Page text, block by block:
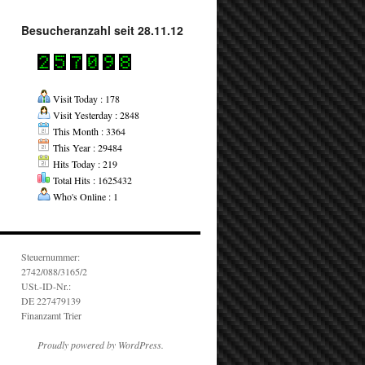
Besucheranzahl seit 28.11.12
Visit Today : 178
Visit Yesterday : 2848
This Month : 3364
This Year : 29484
Hits Today : 219
Total Hits : 1625432
Who's Online : 1
Steuernummer:
2742/088/3165/2
USt.-ID-Nr.:
DE 227479139
Finanzamt Trier
Proudly powered by WordPress.